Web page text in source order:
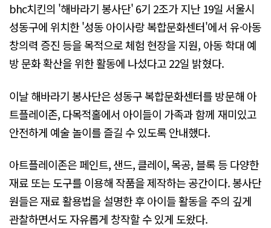
bhc치킨의 '해바라기 봉사단' 6기 2조가 지난 19일 서울시
성동구에 위치한 '성동 아이사랑 복합문화센터'에서 유·아동
창의력 증진 등을 목적으로 체험 현장을 지원, 아동 학대 예
방 문화 확산을 위한 활동에 나섰다고 22일 밝혔다.
이날 해바라기 봉사단은 성동구 복합문화센터를 방문해 아
트플레이존, 다목적홀에서 아이들이 가족과 함께 재미있고
안전하게 예술 놀이를 즐길 수 있도록 안내했다.
아트플레이존은 페인트, 샌드, 클레이, 목공, 블록 등 다양한
재료 또는 도구를 이용해 작품을 제작하는 공간이다. 봉사단
원들은 재료 활용법을 설명한 후 아이들 활동을 주의 깊게
관찰하면서도 자유롭게 창작할 수 있게 도왔다.